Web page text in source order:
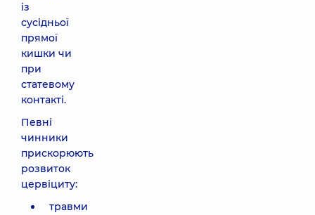
із
сусідньої
прямої
кишки чи
при
статевому
контакті.
Певні
чинники
прискорюють
розвиток
цервіциту:
травми